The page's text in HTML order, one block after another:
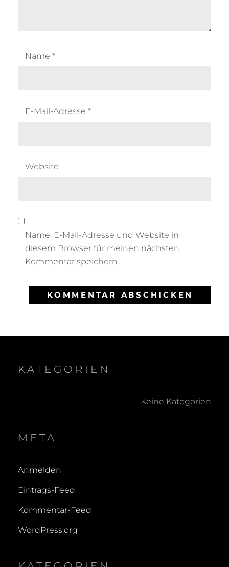
Name *
E-Mail-Adresse *
Website
Name, E-Mail-Adresse und Website in
diesem Browser für meinen nächsten
Kommentar speichern.
KATEGORIEN
Keine Kategorien
META
Anmelden
Eintrags-Feed
Kommentar-Feed
WordPress.org